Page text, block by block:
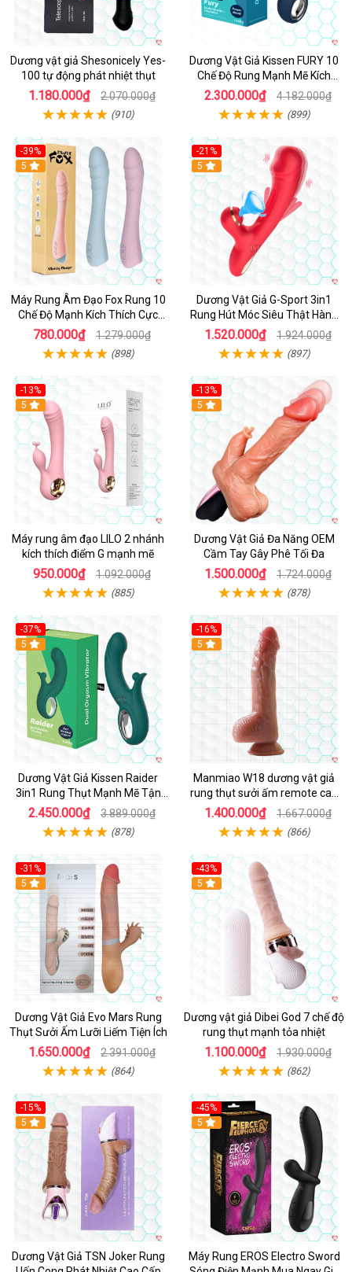
Dương vật giả Shesonicely Yes-
100 tự động phát nhiệt thụt
1.180.000₫ 2.070.000₫
(910)
Dương Vật Giả Kissen FURY 10
Chế Độ Rung Mạnh Mẽ Kích
Thích
2.300.000₫ 4.182.000₫
(899)
-39%
Hot
5
Máy Rung Âm Đạo Fox Rung 10
Chế Độ Mạnh Kích Thích Cực
Sướng
780.000₫ 1.279.000₫
(898)
-21%
Hot
5
Dương Vật Giả G-Sport 3in1
Rung Hút Móc Siêu Thật Hàng
Hot
1.520.000₫ 1.924.000₫
(897)
-13%
Hot
5
Máy rung âm đạo LILO 2 nhánh
kích thích điểm G mạnh mẽ
950.000₫ 1.092.000₫
(885)
-13%
Hot
5
Dương Vật Giả Đa Năng OEM
Cầm Tay Gây Phê Tối Đa
1.500.000₫ 1.724.000₫
(878)
-37%
Hot
5
Dương Vật Giả Kissen Raider
3in1 Rung Thụt Mạnh Mẽ Tận
Hưởng
2.450.000₫ 3.889.000₫
(878)
-16%
Hot
5
Manmiao W18 dương vật giả
rung thụt sưởi ấm remote cao
cấp
1.400.000₫ 1.667.000₫
(866)
-31%
5
Dương Vật Giả Evo Mars Rung
Thụt Sưởi Ấm Lưỡi Liếm Tiện Ích
1.650.000₫ 2.391.000₫
(864)
-43%
Hot
5
Dương vật giả Dibei God 7 chế độ
rung thụt mạnh tỏa nhiệt
1.100.000₫ 1.930.000₫
(862)
-15%
5
Dương Vật Giả TSN Joker Rung
-45%
5
Máy Rung EROS Electro Sword